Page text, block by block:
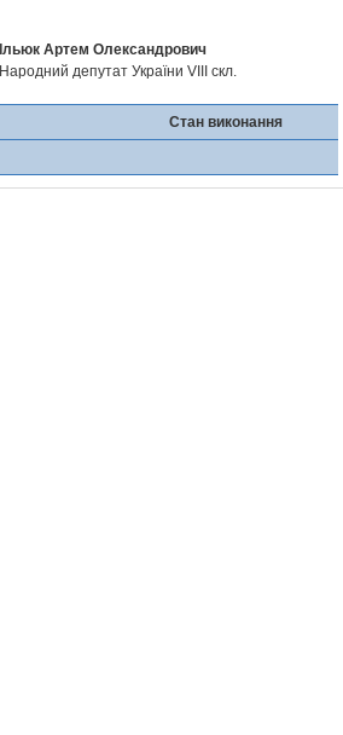
Ільюк Артем Олександрович
Народний депутат України VIII скл.
Стан виконання